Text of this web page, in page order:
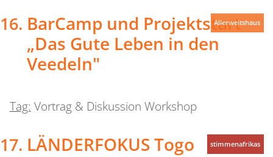
BarCamp und Projektstart
„Das Gute Leben in den
Veedeln"
Tag: Vortrag & Diskussion Workshop
Allerweltshaus
LÄNDERFOKUS Togo stimmenafrikas